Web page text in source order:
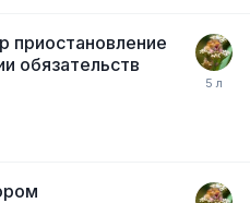
приостановление
обязательств